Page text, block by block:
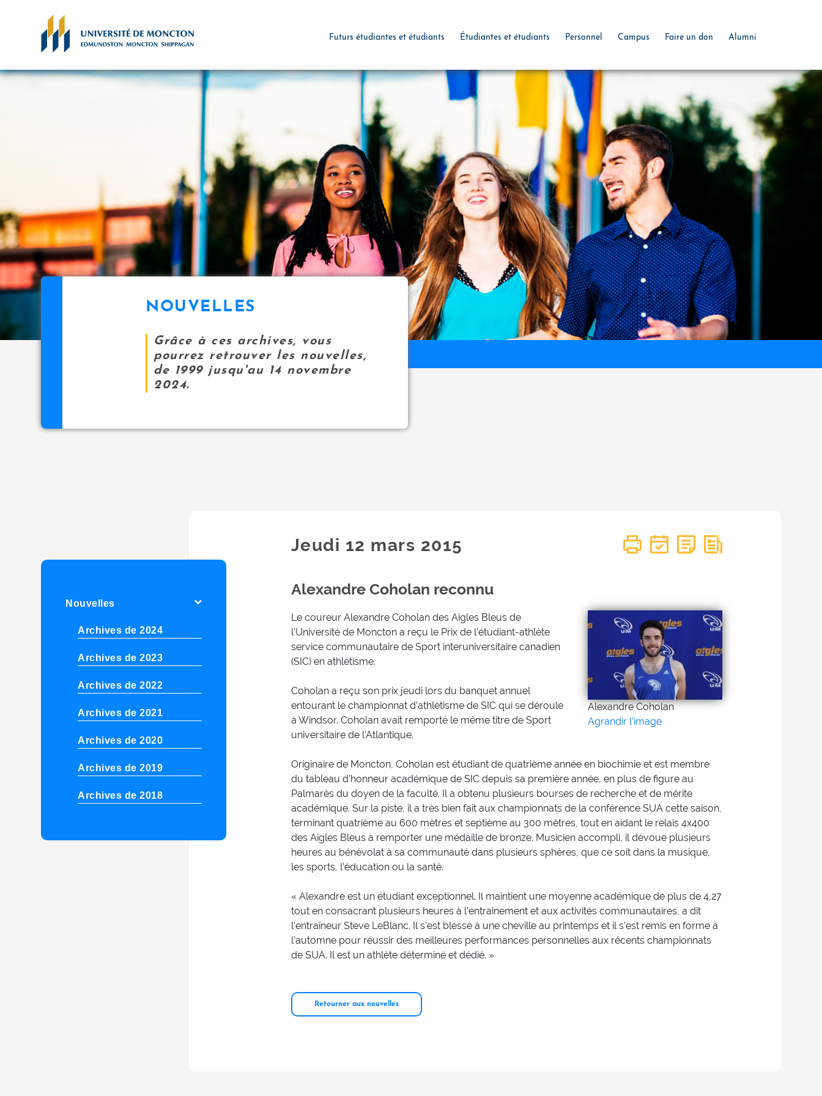
Futurs étudiantes et étudiants Étudiantes et étudiants Personnel Campus Faire un don Alumni
NOUVELLES
Grâce à ces archives, vous
pourrez retrouver les nouvelles,
de 1999 jusqu'au 14 novembre
2024.
Nouvelles
Archives de 2024
Archives de 2023
Archives de 2022
Archives de 2021
Archives de 2020
Archives de 2019
Archives de 2018
Jeudi 12 mars 2015
Alexandre Coholan reconnu
Alexandre Coholan
Agrandir l'image
Le coureur Alexandre Coholan des Aigles Bleus de
l’Université de Moncton a reçu le Prix de l’étudiant-athlète
service communautaire de Sport interuniversitaire canadien
(SIC) en athlétisme.
Coholan a reçu son prix jeudi lors du banquet annuel
entourant le championnat d’athlétisme de SIC qui se déroule
à Windsor. Coholan avait remporté le même titre de Sport
universitaire de l’Atlantique.
Originaire de Moncton, Coholan est étudiant de quatrième année en biochimie et est membre
du tableau d’honneur académique de SIC depuis sa première année, en plus de figure au
Palmarès du doyen de la faculté. Il a obtenu plusieurs bourses de recherche et de mérite
académique. Sur la piste, il a très bien fait aux championnats de la conférence SUA cette saison,
terminant quatrième au 600 mètres et septième au 300 mètres, tout en aidant le relais 4x400
des Aigles Bleus à remporter une médaille de bronze. Musicien accompli, il dévoue plusieurs
heures au bénévolat à sa communauté dans plusieurs sphères, que ce soit dans la musique,
les sports, l’éducation ou la santé.
« Alexandre est un étudiant exceptionnel. Il maintient une moyenne académique de plus de 4,27
tout en consacrant plusieurs heures à l’entrainement et aux activités communautaires, a dit
l’entraîneur Steve LeBlanc. Il s’est blessé à une cheville au printemps et il s’est remis en forme à
l’automne pour réussir des meilleures performances personnelles aux récents championnats
de SUA. Il est un athlète déterminé et dédié. »
Retourner aux nouvelles